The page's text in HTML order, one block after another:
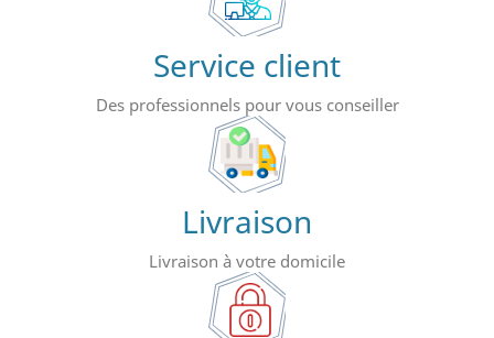
Service client
Des professionnels pour vous conseiller
Livraison
Livraison à votre domicile